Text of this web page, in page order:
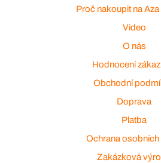
Proč nakoupit na
Video
O nás
Hodnocení
Obchodní
Doprava
Platba
Ochrana osobních
Zakázková